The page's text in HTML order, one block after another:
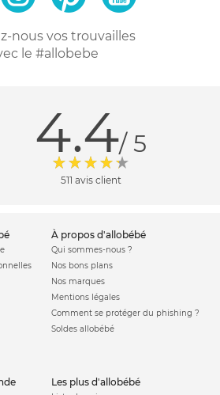
nous vos trouvailles
le #allobebe
4.4/ 5
511 avis client
à propos d'allobébé
Qui sommes-nous ?
Nos bons plans
Nos marques
Mentions légales
Comment se protéger du phishing ?
Soldes allobébé
les plus d'allobébé